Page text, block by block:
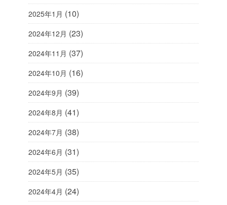
2025年1月 (10)
2024年12月 (23)
2024年11月 (37)
2024年10月 (16)
2024年9月 (39)
2024年8月 (41)
2024年7月 (38)
2024年6月 (31)
2024年5月 (35)
2024年4月 (24)